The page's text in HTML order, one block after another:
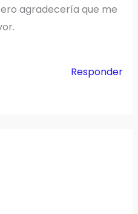
agradecería que me
Responder